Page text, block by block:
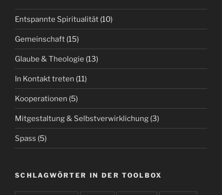
Entspannte Spiritualität (10)
Gemeinschaft (15)
Glaube & Theologie (13)
In Kontakt treten (11)
Kooperationen (5)
Mitgestaltung & Selbstverwirklichung (3)
Spass (5)
SCHLAGWÖRTER IN DER TOOLBOX